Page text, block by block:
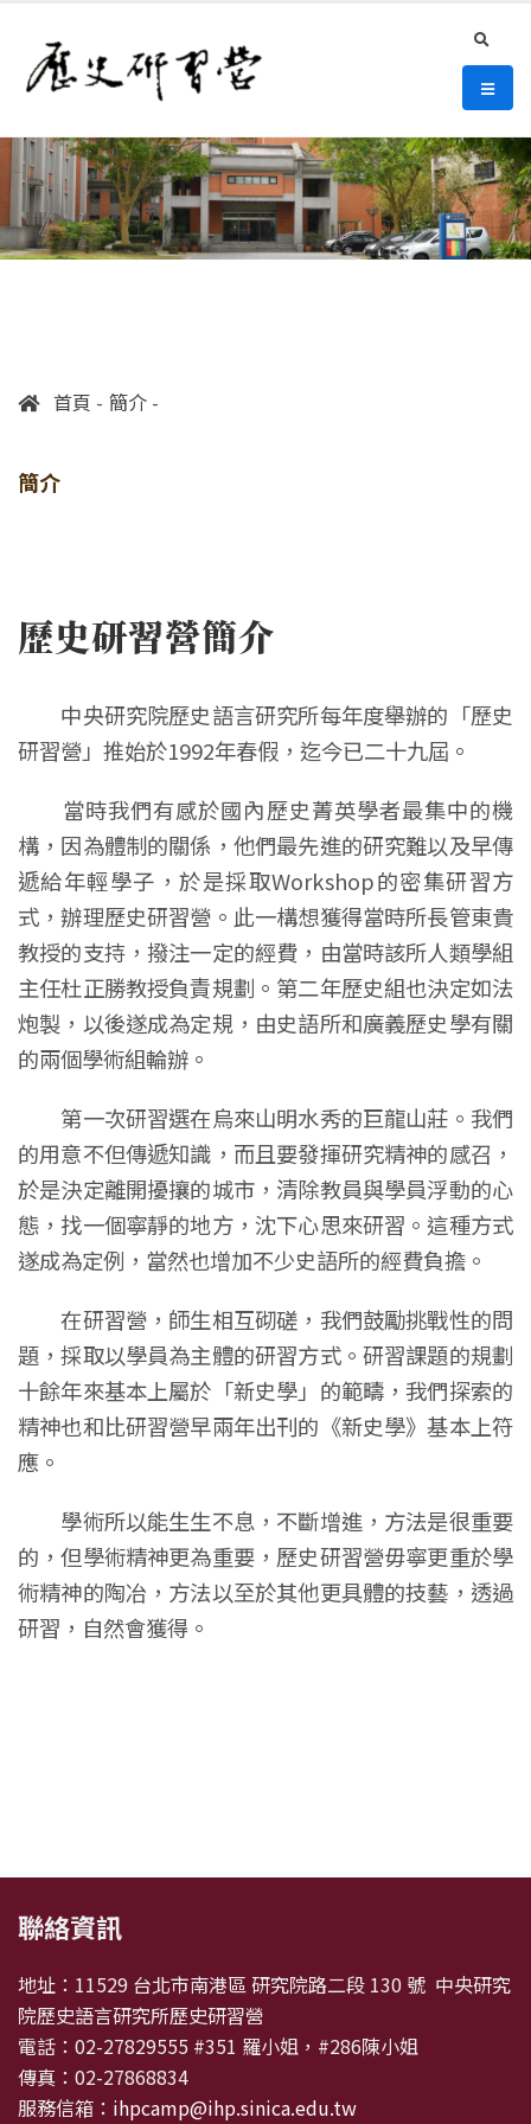
史語所 歷史研習營 search
選單
:::
首頁 簡介
簡介
歷史研習營簡介
中央研究院歷史語言研究所每年度舉辦的「歷史
研習營」推始於1992年春假，迄今已二十九屆。
當時我們有感於國內歷史菁英學者最集中的機
構，因為體制的關係，他們最先進的研究難以及早傳
遞給年輕學子，於是採取Workshop的密集研習方
式，辦理歷史研習營。此一構想獲得當時所長管東貴
教授的支持，撥注一定的經費，由當時該所人類學組
主任杜正勝教授負責規劃。第二年歷史組也決定如法
炮製，以後遂成為定規，由史語所和廣義歷史學有關
的兩個學術組輪辦。
第一次研習選在烏來山明水秀的巨龍山莊。我們
的用意不但傳遞知識，而且要發揮研究精神的感召，
於是決定離開擾攘的城市，清除教員與學員浮動的心
態，找一個寧靜的地方，沈下心思來研習。這種方式
遂成為定例，當然也增加不少史語所的經費負擔。
在研習營，師生相互砌磋，我們鼓勵挑戰性的問
題，採取以學員為主體的研習方式。研習課題的規劃
十餘年來基本上屬於「新史學」的範疇，我們探索的
精神也和比研習營早兩年出刊的《新史學》基本上符
應。
學術所以能生生不息，不斷增進，方法是很重要
的，但學術精神更為重要，歷史研習營毋寧更重於學
術精神的陶冶，方法以至於其他更具體的技藝，透過
研習，自然會獲得。
聯絡資訊
地址：11529 台北市南港區 研究院路二段 130 號 中央研究
院歷史語言研究所歷史研習營
電話：02-27829555 #351 羅小姐，#286陳小姐
傳真：02-27868834
服務信箱： ihpcamp@ihp.sinica.edu.tw